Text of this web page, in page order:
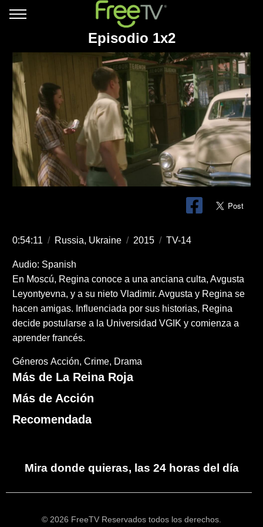
Episodio 1x2
0:54:11 / Russia, Ukraine / 2015 / TV-14
Audio: Spanish
En Moscú, Regina conoce a una anciana culta, Avgusta
Leyontyevna, y a su nieto Vladimir. Avgusta y Regina se
hacen amigas. Influenciada por sus historias, Regina
decide postularse a la Universidad VGIK y comienza a
aprender francés.
Géneros Acción Crime Drama
Más de La Reina Roja
Más de Acción
Recomendada
Mira donde quieras, las 24 horas del día
© 2026 FreeTV Reservados todos los derechos.